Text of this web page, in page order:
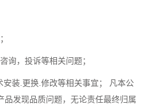
询，投诉等相关问题；
装.更换.修改等相关事宜； 凡本公
品发现品质问题，无论责任最终归属